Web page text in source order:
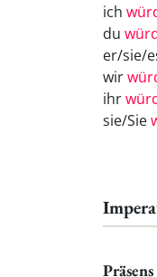
ich
du
er/sie/
wir
ihr
sie/Sie
Präsens